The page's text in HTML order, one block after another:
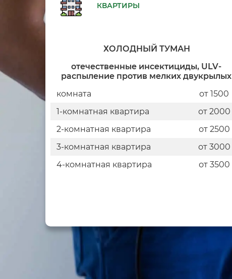
КВАРТИРЫ
ХОЛОДНЫЙ ТУМАН
отечественные инсектициды, ULV-
распыление против мелких двукрылых
комната
от 1500
1-комнатная квартира
от 2000
2-комнатная квартира
от 2500
3-комнатная квартира
от 3000
4-комнатная квартира
от 3500